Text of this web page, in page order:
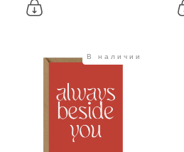
В наличии